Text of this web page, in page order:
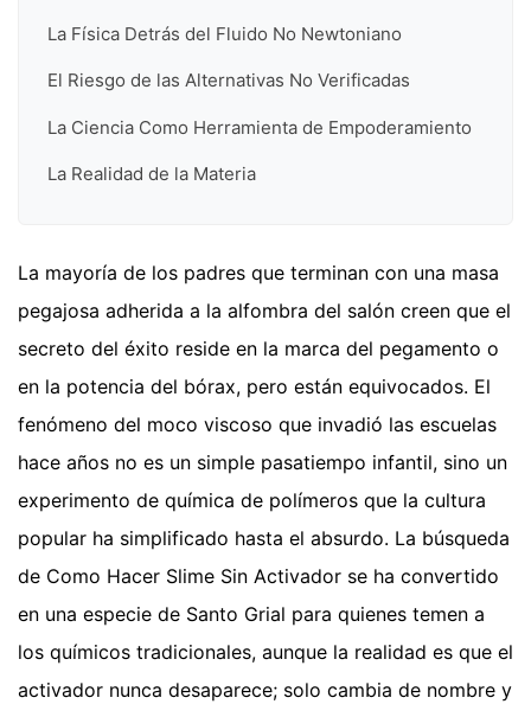
La Física Detrás del Fluido No Newtoniano
El Riesgo de las Alternativas No Verificadas
La Ciencia Como Herramienta de Empoderamiento
La Realidad de la Materia
La mayoría de los padres que terminan con una masa
pegajosa adherida a la alfombra del salón creen que el
secreto del éxito reside en la marca del pegamento o
en la potencia del bórax, pero están equivocados. El
fenómeno del moco viscoso que invadió las escuelas
hace años no es un simple pasatiempo infantil, sino un
experimento de química de polímeros que la cultura
popular ha simplificado hasta el absurdo. La búsqueda
de Como Hacer Slime Sin Activador se ha convertido
en una especie de Santo Grial para quienes temen a
los químicos tradicionales, aunque la realidad es que el
activador nunca desaparece; solo cambia de nombre y